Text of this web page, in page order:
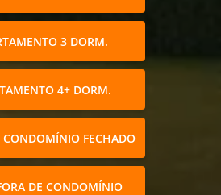
3 DORM.
4+ DORM.
CONDOMÍNIO FECHADO
DE CONDOMÍNIO